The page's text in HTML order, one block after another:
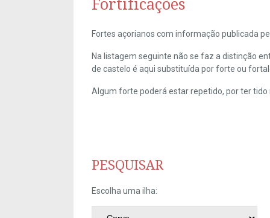
Fortificações
Fortes açorianos com informação publicada
Na listagem seguinte não se faz a distinção
de castelo é aqui substituída por forte ou
Algum forte poderá estar repetido, por ter tido
PESQUISAR
Escolha uma ilha: